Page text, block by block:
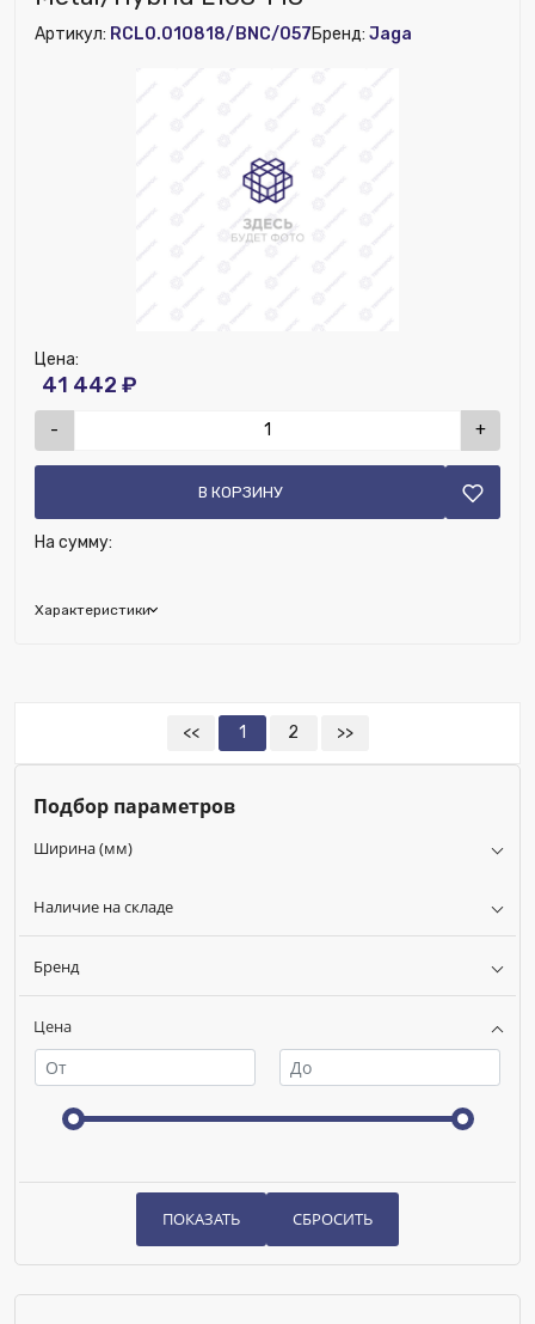
Подбор параметров
Цена
Бренд
Наличие на складе
Ширина (мм)
Высота (мм):
Артикул: RCL0.010818/BNC/057Бренд: Jaga
Характеристики
Цена:
41 442 ₽
- +
В КОРЗИНУ
На сумму:
<< 1 2 >>